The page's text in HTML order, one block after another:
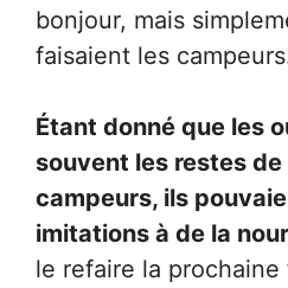
bonjour, mais
faisaient les
Étant donné que les
souvent les restes
campeurs, ils
imitations à de la
le refaire la prochaine